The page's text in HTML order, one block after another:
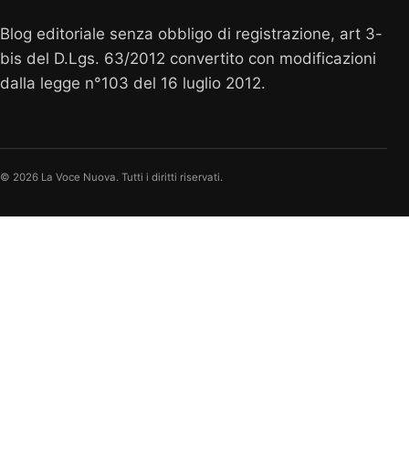
Blog editoriale senza obbligo di registrazione, art 3-
bis del D.Lgs. 63/2012 convertito con modificazioni
dalla legge n°103 del 16 luglio 2012.
© 2026 La Voce Nuova. Tutti i diritti riservati.